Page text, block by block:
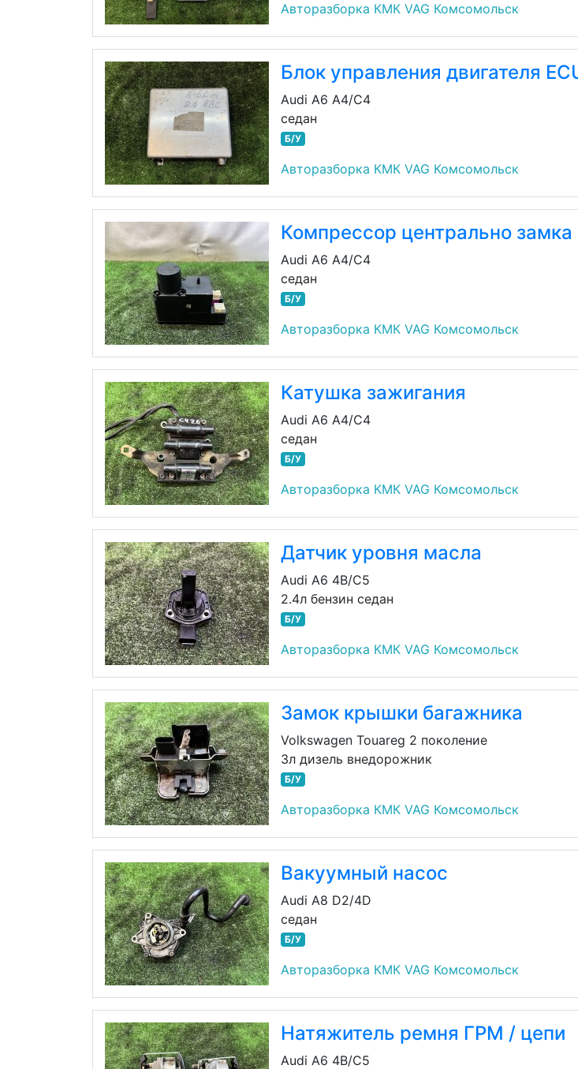
Авторазборка КМК VAG Комсомольск
Блок управления двигателя
Audi A6 A4/C4
седан
Б/У
Авторазборка КМК VAG Комсомольск
Компрессор центрально замка
Audi A6 A4/C4
седан
Б/У
Авторазборка КМК VAG Комсомольск
Катушка зажигания
Audi A6 A4/C4
седан
Б/У
Авторазборка КМК VAG Комсомольск
Датчик уровня масла
Audi A6 4B/C5
2.4л бензин седан
Б/У
Авторазборка КМК VAG Комсомольск
Замок крышки багажника
Volkswagen Touareg 2 поколение
3л дизель внедорожник
Б/У
Авторазборка КМК VAG Комсомольск
Вакуумный насос
Audi A8 D2/4D
седан
Б/У
Авторазборка КМК VAG Комсомольск
Натяжитель ремня ГРМ / цепи
Audi A6 4B/C5